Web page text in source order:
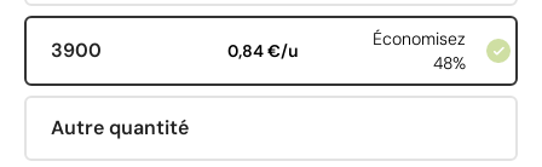
3900 0,84 €/u
Économisez
48%
Autre quantité